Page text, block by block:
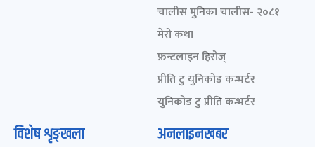
चालीस मुनिका चालीस- २०८१
मेरो कथा
फ्रन्टलाइन हिरोज्
प्रीति टु युनिकोड कन्भर्टर
युनिकोड टु प्रीति कन्भर्टर
विशेष शृङ्खला अनलाइनखबर